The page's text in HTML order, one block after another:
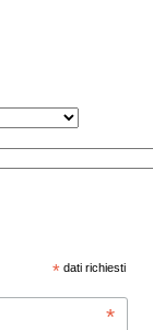
* dati richiesti
*